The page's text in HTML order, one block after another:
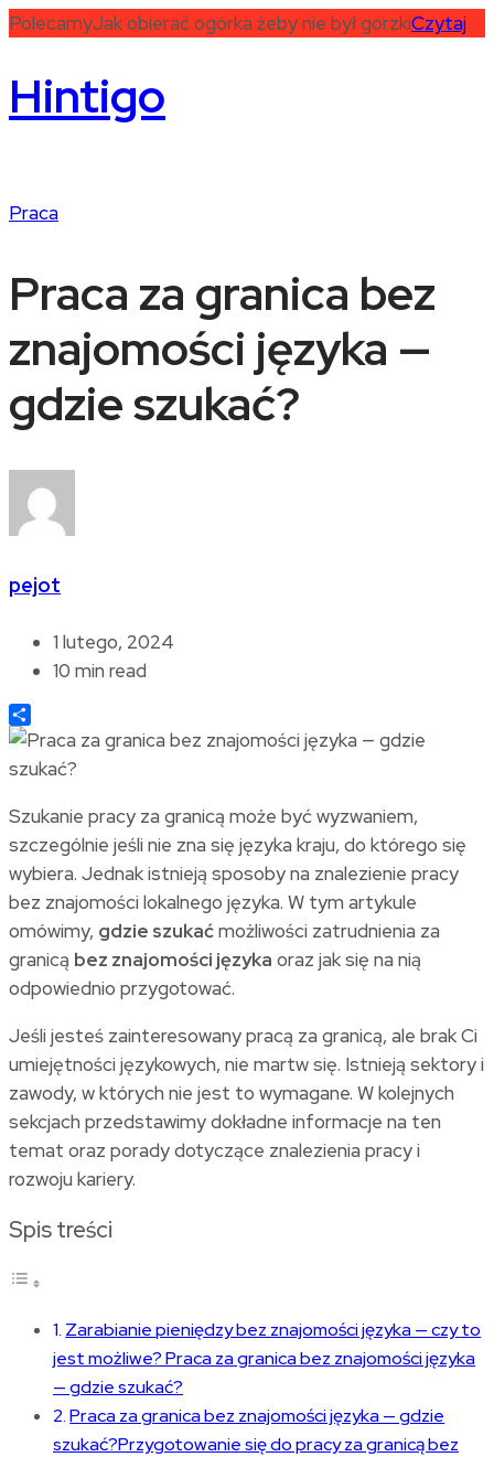
PolecamyJak obierać ogórka żeby nie był gorzkiCzytaj
Hintigo
Praca
Praca za granica bez
znajomości języka —
gdzie szukać?
pejot
1 lutego, 2024
10 min read
Share
Szukanie pracy za granicą może być wyzwaniem,
szczególnie jeśli nie zna się języka kraju, do którego się
wybiera. Jednak istnieją sposoby na znalezienie pracy
bez znajomości lokalnego języka. W tym artykule
omówimy, gdzie szukaćmożliwości zatrudnienia za
granicą bez znajomości języka oraz jak się na nią
odpowiednio przygotować.
Jeśli jesteś zainteresowany pracą za granicą, ale brak Ci
umiejętności językowych, nie martw się. Istnieją sektory i
zawody, w których nie jest to wymagane. W kolejnych
sekcjach przedstawimy dokładne informacje na ten
temat oraz porady dotyczące znalezienia pracy i
rozwoju kariery.
Spis treści
Zarabianie pieniędzy bez znajomości języka — czy to
jest możliwe? Praca za granica bez znajomości języka
— gdzie szukać?
Praca za granica bez znajomości języka — gdzie
szukać?Przygotowanie się do pracy za granicą bez